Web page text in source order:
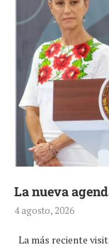
La nueva
4 agosto, 2026
La más reciente